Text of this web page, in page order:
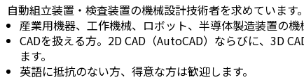
自動組立装置・検査装置の機械設計技術者を求めています。
産業用機器、工作機械、ロボット、半導体製造装置の機
CADを扱える方。2D CAD（AutoCAD）ならびに、3D
ます。
英語に抵抗のない方、得意な方は歓迎します。